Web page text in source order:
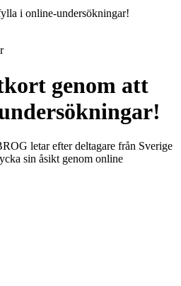
i online-undersökningar!
genom att
letar efter deltagare från Sverige
sin åsikt genom online